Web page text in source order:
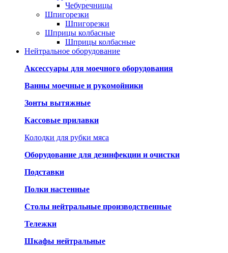
Чебуречницы
Шпигорезки
Шпигорезки
Шприцы колбасные
Шприцы колбасные
Нейтральное оборудование
Аксессуары для моечного оборудования
Ванны моечные и рукомойники
Зонты вытяжные
Кассовые прилавки
Колодки для рубки мяса
Оборудование для дезинфекции и очистки
Подставки
Полки настенные
Столы нейтральные производственные
Тележки
Шкафы нейтральные